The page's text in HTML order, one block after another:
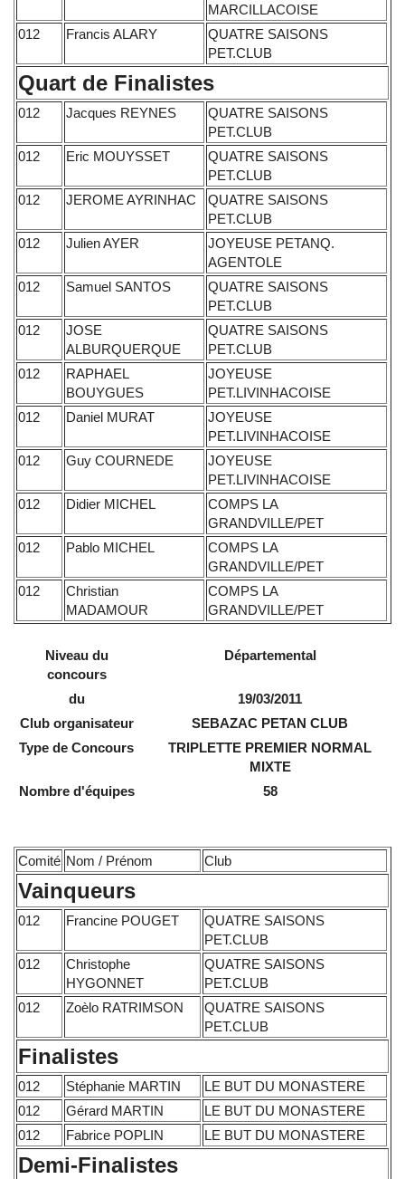
MARCILLACOISE
012
Francis ALARY
QUATRE SAISONS
PET.CLUB
Quart de Finalistes
012 Jacques REYNES
QUATRE SAISONS
PET.CLUB
012
Eric MOUYSSET
QUATRE SAISONS
PET.CLUB
012
JEROME AYRINHAC
QUATRE SAISONS
PET.CLUB
012
Julien AYER
JOYEUSE PETANQ.
AGENTOLE
012
Samuel SANTOS
QUATRE SAISONS
PET.CLUB
012
JOSE
ALBURQUERQUE
QUATRE SAISONS
PET.CLUB
012
RAPHAEL
BOUYGUES
JOYEUSE
PET.LIVINHACOISE
012
Daniel MURAT
JOYEUSE
PET.LIVINHACOISE
012
Guy COURNEDE
JOYEUSE
PET.LIVINHACOISE
012
Didier MICHEL
COMPS LA
GRANDVILLE/PET
012
Pablo MICHEL
COMPS LA
GRANDVILLE/PET
012
Christian
MADAMOUR
COMPS LA
GRANDVILLE/PET
Niveau du
concours
Départemental
du
19/03/2011
Club organisateur
SEBAZAC PETAN CLUB
Type de Concours
TRIPLETTE PREMIER NORMAL
MIXTE
Nombre d'équipes
58
Comité Nom / Prénom Club
Vainqueurs
012 Francine POUGET
QUATRE SAISONS
PET.CLUB
012
Christophe
HYGONNET
QUATRE SAISONS
PET.CLUB
012
Zoèlo RATRIMSON
QUATRE SAISONS
PET.CLUB
Finalistes
012 Stéphanie MARTIN
LE BUT DU MONASTERE
012
Gérard MARTIN
LE BUT DU MONASTERE
012
Fabrice POPLIN LE BUT DU MONASTERE
Demi-Finalistes